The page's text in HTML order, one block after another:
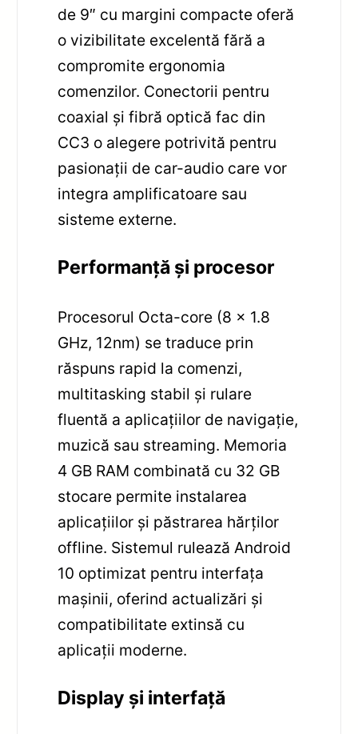
de 9″ cu margini compacte oferă
o vizibilitate excelentă fără a
compromite ergonomia
comenzilor. Conectorii pentru
coaxial și fibră optică fac din
CC3 o alegere potrivită pentru
pasionații de car-audio care vor
integra amplificatoare sau
sisteme externe.
Performanță și procesor
Procesorul Octa-core (8 x 1.8
GHz, 12nm) se traduce prin
răspuns rapid la comenzi,
multitasking stabil și rulare
fluentă a aplicațiilor de navigație,
muzică sau streaming. Memoria
4 GB RAM combinată cu 32 GB
stocare permite instalarea
aplicațiilor și păstrarea hărților
offline. Sistemul rulează Android
10 optimizat pentru interfața
mașinii, oferind actualizări și
compatibilitate extinsă cu
aplicații moderne.
Display și interfață